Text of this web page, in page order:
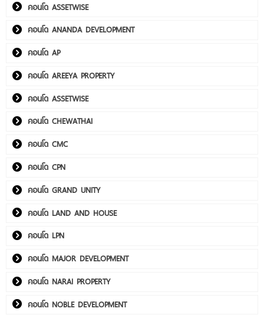
คอนโด ASSETWISE
คอนโด ANANDA DEVELOPMENT
คอนโด AP
คอนโด AREEYA PROPERTY
คอนโด ASSETWISE
คอนโด CHEWATHAI
คอนโด CMC
คอนโด CPN
คอนโด GRAND UNITY
คอนโด LAND AND HOUSE
คอนโด LPN
คอนโด MAJOR DEVELOPMENT
คอนโด NARAI PROPERTY
คอนโด NOBLE DEVELOPMENT